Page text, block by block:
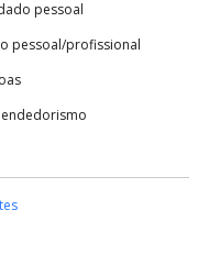
pessoal
pessoal/profissional